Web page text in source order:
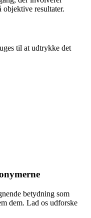
objektive resultater.
til at udtrykke det
betydning som
dem. Lad os udforske